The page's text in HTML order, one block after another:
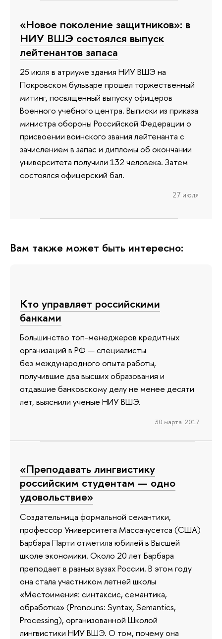
«Новое поколение защитников»: в
НИУ ВШЭ состоялся выпуск
лейтенантов запаса
25 июля в атриуме здания НИУ ВШЭ на
Покровском бульваре прошел торжественный
митинг, посвященный выпуску офицеров
Военного учебного центра. Выписки из приказа
министра обороны Российской Федерации о
присвоении воинского звания лейтенанта с
зачислением в запас и дипломы об окончании
университета получили 132 человека. Затем
состоялся офицерский бал.
27 июля
Вам также может быть интересно:
Кто управляет российскими
банками
Большинство топ-менеджеров кредитных
организаций в РФ — специалисты
без международного опыта работы,
получившие два высших образования и
отдавшие банковскому делу не менее десяти
лет, выяснили ученые НИУ ВШЭ.
30 марта 2017
«Преподавать лингвистику
российским студентам — одно
удовольствие»
Создательница формальной семантики,
профессор Университета Массачусетса (США)
Барбара Парти отметила юбилей в Высшей
школе экономики. Около 20 лет Барбара
преподает в разных вузах России. В этом году
она стала участником летней школы
«Местоимения: синтаксис, семантика,
обработка» (Pronouns: Syntax, Semantics,
Processing), организованной Школой
лингвистики НИУ ВШЭ. О том, почему она